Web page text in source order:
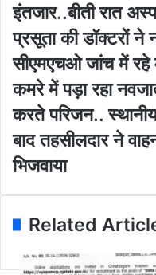
a
d
d
r
s
s
स
र
स्व
ती
शि
शु
मं
दि
र
में
ग
ज़
नी
बं
ध
की
दू
स
रे
दि
न
भी
प
र
वा
आ
इंतजार..बीती रात
प्रसूता की डॉक्टरों
सीएमएचओ जांच में
कमरे में पड़ा रहा
करते परिजन.. स्थानीय
बाद तहसीलदार ने
भिजवाया
Related